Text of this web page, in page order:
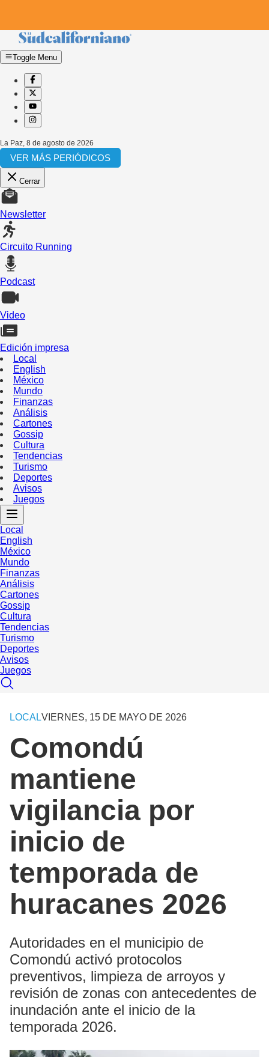
Toggle Menu
La Paz 8 de agosto de 2026
VER MÁS PERIÓDICOS
Cerrar
Newsletter
Circuito Running
Podcast
Video
Edición impresa
Local
English
México
Mundo
Finanzas
Análisis
Cartones
Gossip
Cultura
Tendencias
Turismo
Deportes
Avisos
Juegos
Local
English
México
Mundo
Finanzas
Análisis
Cartones
Gossip
Cultura
Tendencias
Turismo
Deportes
Avisos
Juegos
LOCALVIERNES, 15 DE MAYO DE 2026
Comondú
mantiene
vigilancia por
inicio de
temporada de
huracanes 2026
Autoridades en el municipio de
Comondú activó protocolos
preventivos, limpieza de arroyos y
revisión de zonas con antecedentes de
inundación ante el inicio de la
temporada 2026.